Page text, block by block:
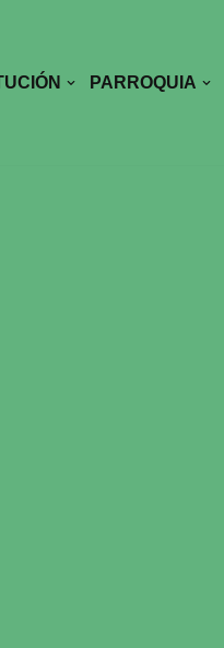
PARROQUIA